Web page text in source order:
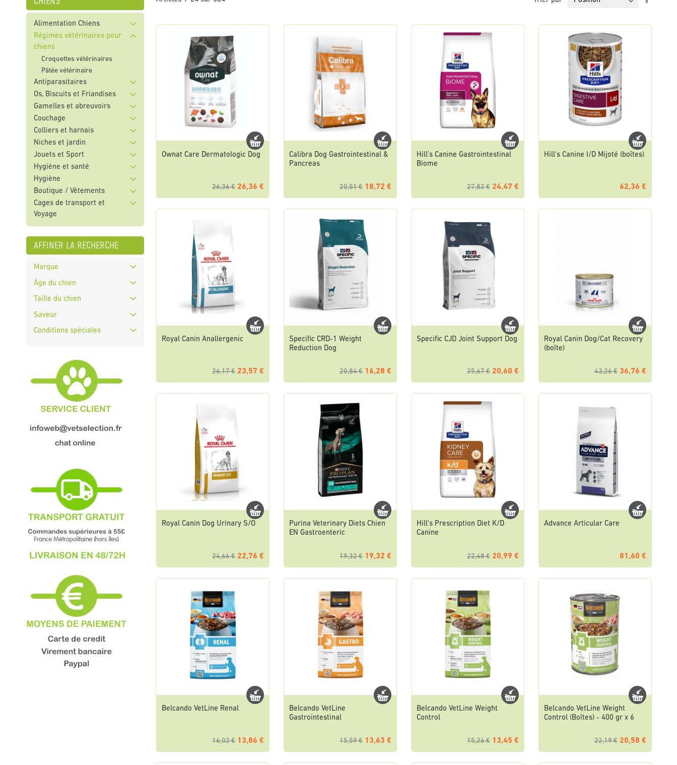
Ownat Care Dermatologic Dog
26,36 € 26,36 €
Calibra Dog Gastrointestinal &
Pancreas
20,51 € 18,72 €
Hill's Canine Gastrointestinal
Biome
27,82 € 24,47 €
Hill's Canine I/D Mijoté (boîtes)
62,36 €
Royal Canin Anallergenic
26,17 € 23,57 €
Specific CRD-1 Weight
Reduction Dog
20,84 € 16,28 €
Specific CJD Joint Support Dog
25,67 € 20,60 €
Royal Canin Dog/Cat Recovery
(boîte)
43,26 € 36,76 €
Royal Canin Dog Urinary S/O
24,66 € 22,76 €
Purina Veterinary Diets Chien
EN Gastroenteric
19,32 € 19,32 €
Hill's Prescription Diet K/D
Canine
22,48 € 20,99 €
Advance Articular Care
81,60 €
Belcando VetLine Renal
16,02 € 13,86 €
Belcando VetLine
Gastrointestinal
15,59 € 13,63 €
Belcando VetLine Weight
Control
15,26 € 13,45 €
Belcando VetLine Weight
Control (Boîtes) - 400 gr x 6
22,19 € 20,58 €
Alimentation Chiens
Régimes vétérinaires pour
chiens
Croquettes vétérinaires
Pâtée vétérinaire
Antiparasitaires
Os, Biscuits et Friandises
Gamelles et abreuvoirs
Couchage
Colliers et harnais
Niches et jardin
Jouets et Sport
Hygiène et santé
Hygiène
Boutique / Vêtements
Cages de transport et
Voyage
affiner la recherche
Marque
Âge du chien
Taille du chien
Saveur
Conditions spéciales